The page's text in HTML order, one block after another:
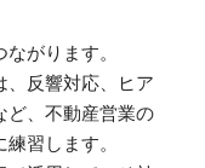
がります。
、反響対応、ヒア
ど、不動産営業の
習します。